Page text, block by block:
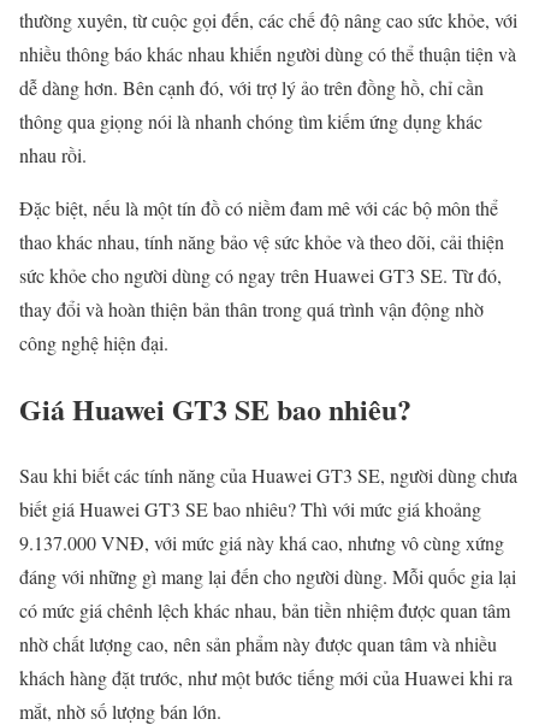
thường xuyên, từ cuộc gọi đến, các chế độ nâng cao sức khỏe, với
nhiều thông báo khác nhau khiến người dùng có thể thuận tiện và
dễ dàng hơn. Bên cạnh đó, với trợ lý ảo trên đồng hồ, chỉ cần
thông qua giọng nói là nhanh chóng tìm kiếm ứng dụng khác
nhau rồi.
Đặc biệt, nếu là một tín đồ có niềm đam mê với các bộ môn thể
thao khác nhau, tính năng bảo vệ sức khỏe và theo dõi, cải thiện
sức khỏe cho người dùng có ngay trên Huawei GT3 SE. Từ đó,
thay đổi và hoàn thiện bản thân trong quá trình vận động nhờ
công nghệ hiện đại.
Giá Huawei GT3 SE bao nhiêu?
Sau khi biết các tính năng của Huawei GT3 SE, người dùng chưa
biết giá Huawei GT3 SE bao nhiêu? Thì với mức giá khoảng
9.137.000 VNĐ, với mức giá này khá cao, nhưng vô cùng xứng
đáng với những gì mang lại đến cho người dùng. Mỗi quốc gia lại
có mức giá chênh lệch khác nhau, bản tiền nhiệm được quan tâm
nhờ chất lượng cao, nên sản phẩm này được quan tâm và nhiều
khách hàng đặt trước, như một bước tiếng mới của Huawei khi ra
mắt, nhờ số lượng bán lớn.